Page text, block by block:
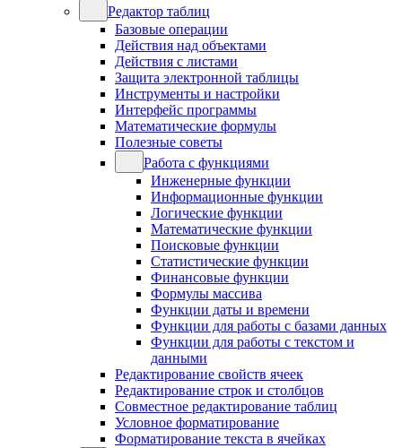
Редактор таблиц
Базовые операции
Действия над объектами
Действия с листами
Защита электронной таблицы
Инструменты и настройки
Интерфейс программы
Математические формулы
Полезные советы
Работа с функциями
Инженерные функции
Информационные функции
Логические функции
Математические функции
Поисковые функции
Статистические функции
Финансовые функции
Формулы массива
Функции даты и времени
Функции для работы с базами данных
Функции для работы с текстом и
данными
Редактирование свойств ячеек
Редактирование строк и столбцов
Совместное редактирование таблиц
Условное форматирование
Форматирование текста в ячейках